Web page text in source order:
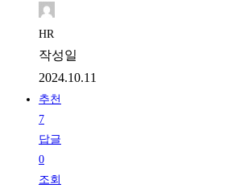
HR
작성일
2024.10.11
추천
7
답글
0
조회